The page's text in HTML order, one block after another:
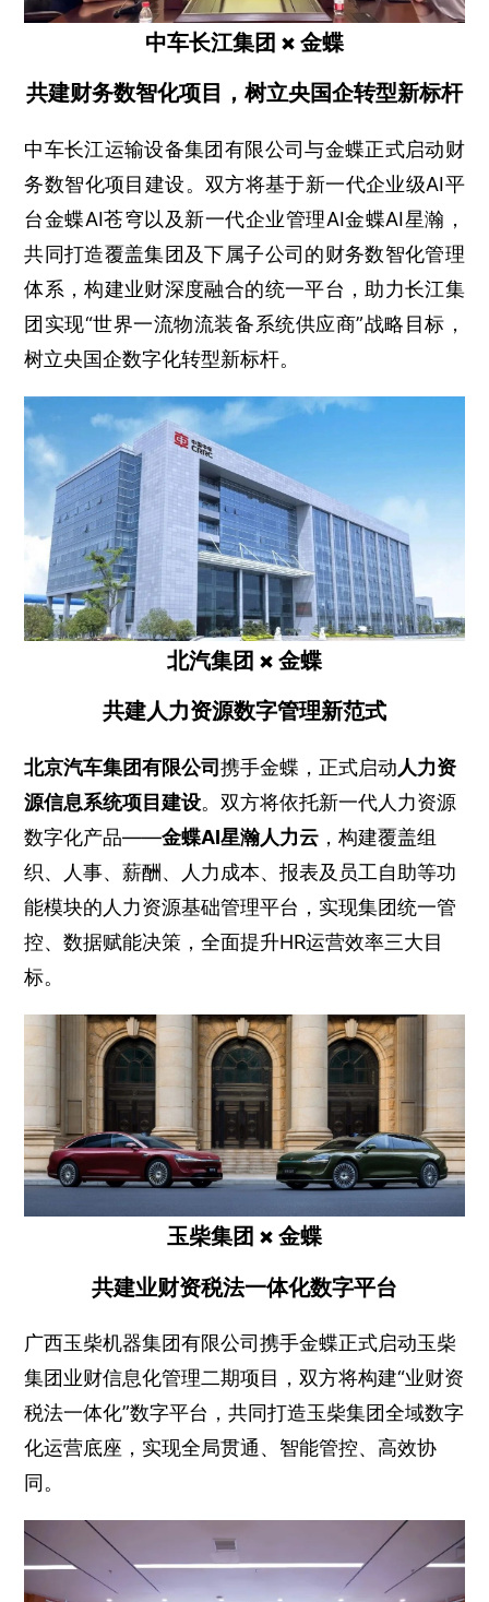
中车长江集团 × 金蝶
共建财务数智化项目，树立央国企转型新标杆
中车长江运输设备集团有限公司与金蝶正式启动财
务数智化项目建设。双方将基于新一代企业级AI平
台金蝶AI苍穹以及新一代企业管理AI金蝶AI星瀚，
共同打造覆盖集团及下属子公司的财务数智化管理
体系，构建业财深度融合的统一平台，助力长江集
团实现“世界一流物流装备系统供应商”战略目标，
树立央国企数字化转型新标杆。
北汽集团 × 金蝶
共建人力资源数字管理新范式
北京汽车集团有限公司携手金蝶，正式启动人力资
源信息系统项目建设。双方将依托新一代人力资源
数字化产品——金蝶AI星瀚人力云 ，构建覆盖组
织、人事、薪酬、人力成本、报表及员工自助等功
能模块的人力资源基础管理平台，实现集团统一管
控、数据赋能决策，全面提升HR运营效率三大目
标。
玉柴集团 × 金蝶
共建业财资税法一体化数字平台
广西玉柴机器集团有限公司携手金蝶正式启动玉柴
集团业财信息化管理二期项目，双方将构建“业财资
税法一体化”数字平台，共同打造玉柴集团全域数字
化运营底座，实现全局贯通、智能管控、高效协
同。